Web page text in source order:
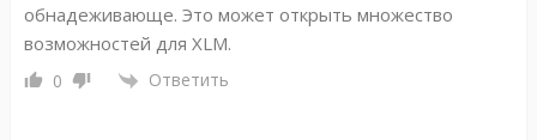
обнадеживающе. Это может открыть множество
возможностей для XLM.
0 Ответить